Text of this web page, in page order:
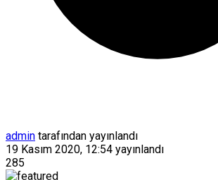
admin tarafından yayınlandı
19 Kasım 2020, 12:54 yayınlandı
285